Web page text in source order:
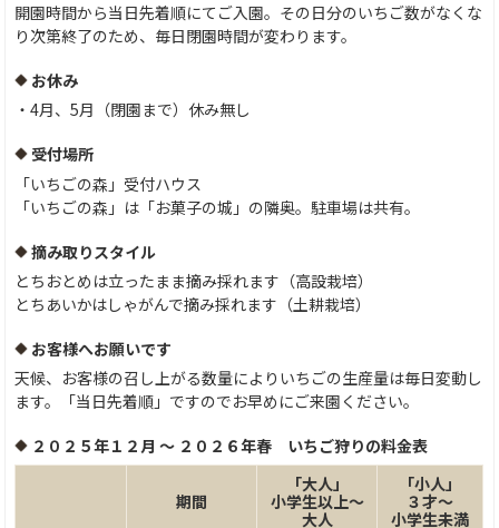
開園時間から当日先着順にてご入園。その日分のいちご数がなくな
り次第終了のため、毎日閉園時間が変わります。
お休み
・4月、5月（閉園まで）休み無し
受付場所
「いちごの森」受付ハウス
「いちごの森」は「お菓子の城」の隣奥。駐車場は共有。
摘み取りスタイル
とちおとめは立ったまま摘み採れます（高設栽培）
とちあいかはしゃがんで摘み採れます（土耕栽培）
お客様へお願いです
天候、お客様の召し上がる数量によりいちごの生産量は毎日変動し
ます。「当日先着順」ですのでお早めにご来園ください。
２０２５年１２月 〜 ２０２６年春 いちご狩りの料金表
期間
「大人」
小学生以上〜
大人
「小人」
３才〜
小学生未満